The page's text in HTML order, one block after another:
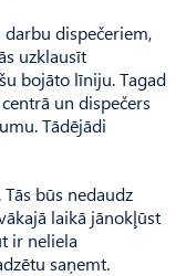
dispečeriem,
uzklausīt
bojāto līniju. Tagad
un dispečers
Tādējādi
būs nedaudz
laikā jānokļūst
ir neliela
saņemt.